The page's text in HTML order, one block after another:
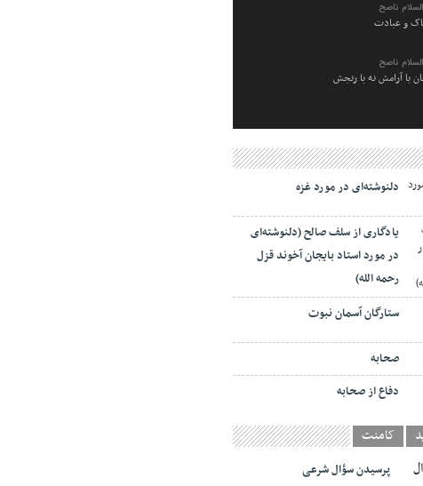
ناصح
و عبادت
ناصح
با آرامش نه با رنجش
دلنوشته‌ای در مورد غزه
یادگاری از سلف صالح (دلنوشته‌ای
در مورد استاد بایجان آخوند قزل
رحمه الله)
ستارگان آسمان نبوت
صحابه
دفاع از صحابه
کامنت
پرسیدن سؤال شرعی